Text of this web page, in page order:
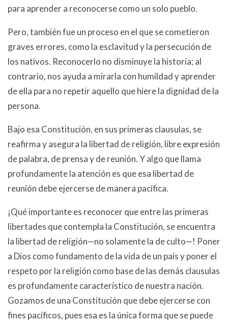
para aprender a reconocerse como un solo pueblo.
Pero, también fue un proceso en el que se cometieron
graves errores, como la esclavitud y la persecución de
los nativos. Reconocerlo no disminuye la historia; al
contrario, nos ayuda a mirarla con humildad y aprender
de ella para no repetir aquello que hiere la dignidad de la
persona.
Bajo esa Constitución, en sus primeras clausulas, se
reafirma y asegura la libertad de religión, libre expresión
de palabra, de prensa y de reunión. Y algo que llama
profundamente la atención es que esa libertad de
reunión debe ejercerse de manera pacífica.
¡Qué importante es reconocer que entre las primeras
libertades que contempla la Constitución, se encuentra
la libertad de religión—no solamente la de culto—! Poner
a Dios como fundamento de la vida de un país y poner el
respeto por la religión como base de las demás clausulas
es profundamente característico de nuestra nación.
Gozamos de una Constitución que debe ejercerse con
fines pacíficos, pues esa es la única forma que se puede